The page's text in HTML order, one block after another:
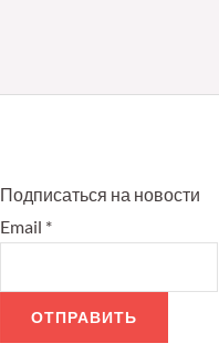
Подписаться на новости
Email *
ОТПРАВИТЬ